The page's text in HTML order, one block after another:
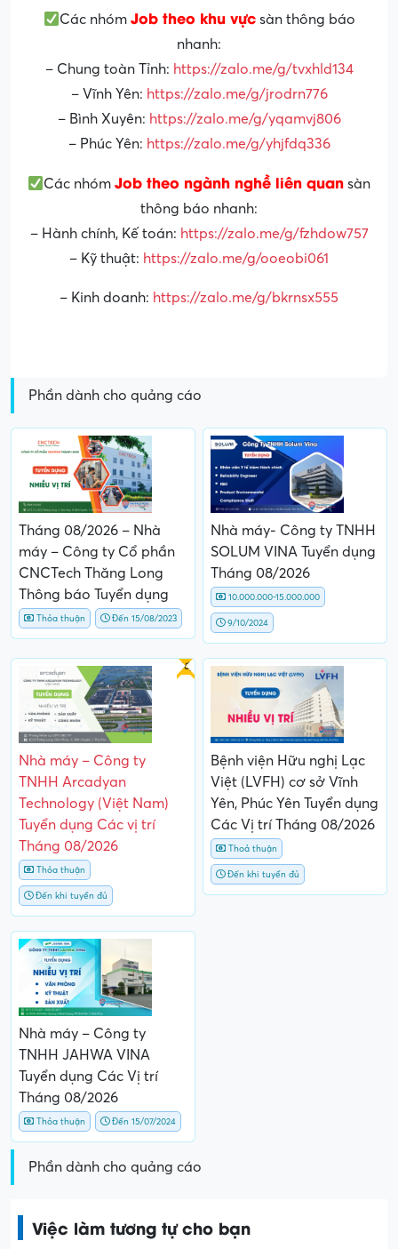
Các nhóm Job theo khu vựcsàn thông báo
nhanh:
– Chung toàn Tỉnh: https://zalo.me/g/tvxhld134
– Vĩnh Yên: https://zalo.me/g/jrodrn776
– Bình Xuyên: https://zalo.me/g/yqamvj806
– Phúc Yên: https://zalo.me/g/yhjfdq336
Các nhómJob theo ngành nghề liên quan sàn
thông báo nhanh:
– Hành chính, Kế toán: https://zalo.me/g/fzhdow757
– Kỹ thuật: https://zalo.me/g/ooeobi061
– Kinh doanh: https://zalo.me/g/bkrnsx555
Phần dành cho quảng cáo
Tháng 08/2026 – Nhà
máy – Công ty Cổ phần
CNCTech Thăng Long
Thông báo Tuyển dụng
Thỏa thuận Đến 15/08/2023
Nhà máy- Công ty TNHH
SOLUM VINA Tuyển dụng
Tháng 08/2026
10.000.000-15.000.000
9/10/2024
Gấp
Nhà máy – Công ty
TNHH Arcadyan
Technology (Việt Nam)
Tuyển dụng Các vị trí
Tháng 08/2026
Thỏa thuận
Đến khi tuyển đủ
Bệnh viện Hữu nghị Lạc
Việt (LVFH) cơ sở Vĩnh
Yên, Phúc Yên Tuyển dụng
Các Vị trí Tháng 08/2026
Thoả thuận
Đến khi tuyển đủ
Nhà máy – Công ty
TNHH JAHWA VINA
Tuyển dụng Các Vị trí
Tháng 08/2026
Thỏa thuận Đến 15/07/2024
Phần dành cho quảng cáo
Việc làm tương tự cho bạn